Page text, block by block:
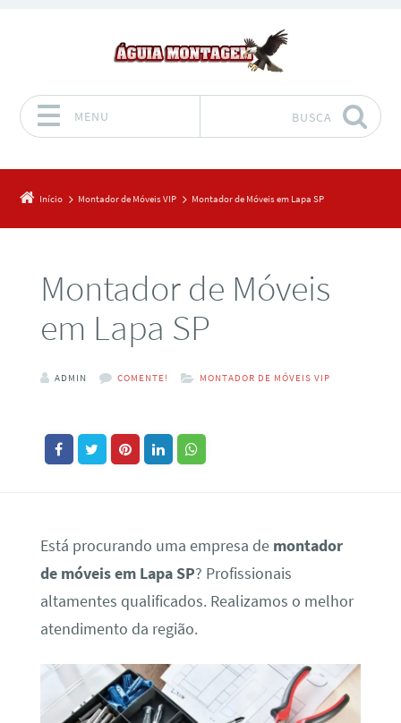
MENU BUSCA
Início Montador de Móveis VIP Montador de Móveis em Lapa SP
Montador de Móveis
em Lapa SP
ADMIN COMENTE! MONTADOR DE MÓVEIS VIP
Está procurando uma empresa de montador
de móveis em Lapa SP? Profissionais
altamentes qualificados. Realizamos o melhor
atendimento da região.